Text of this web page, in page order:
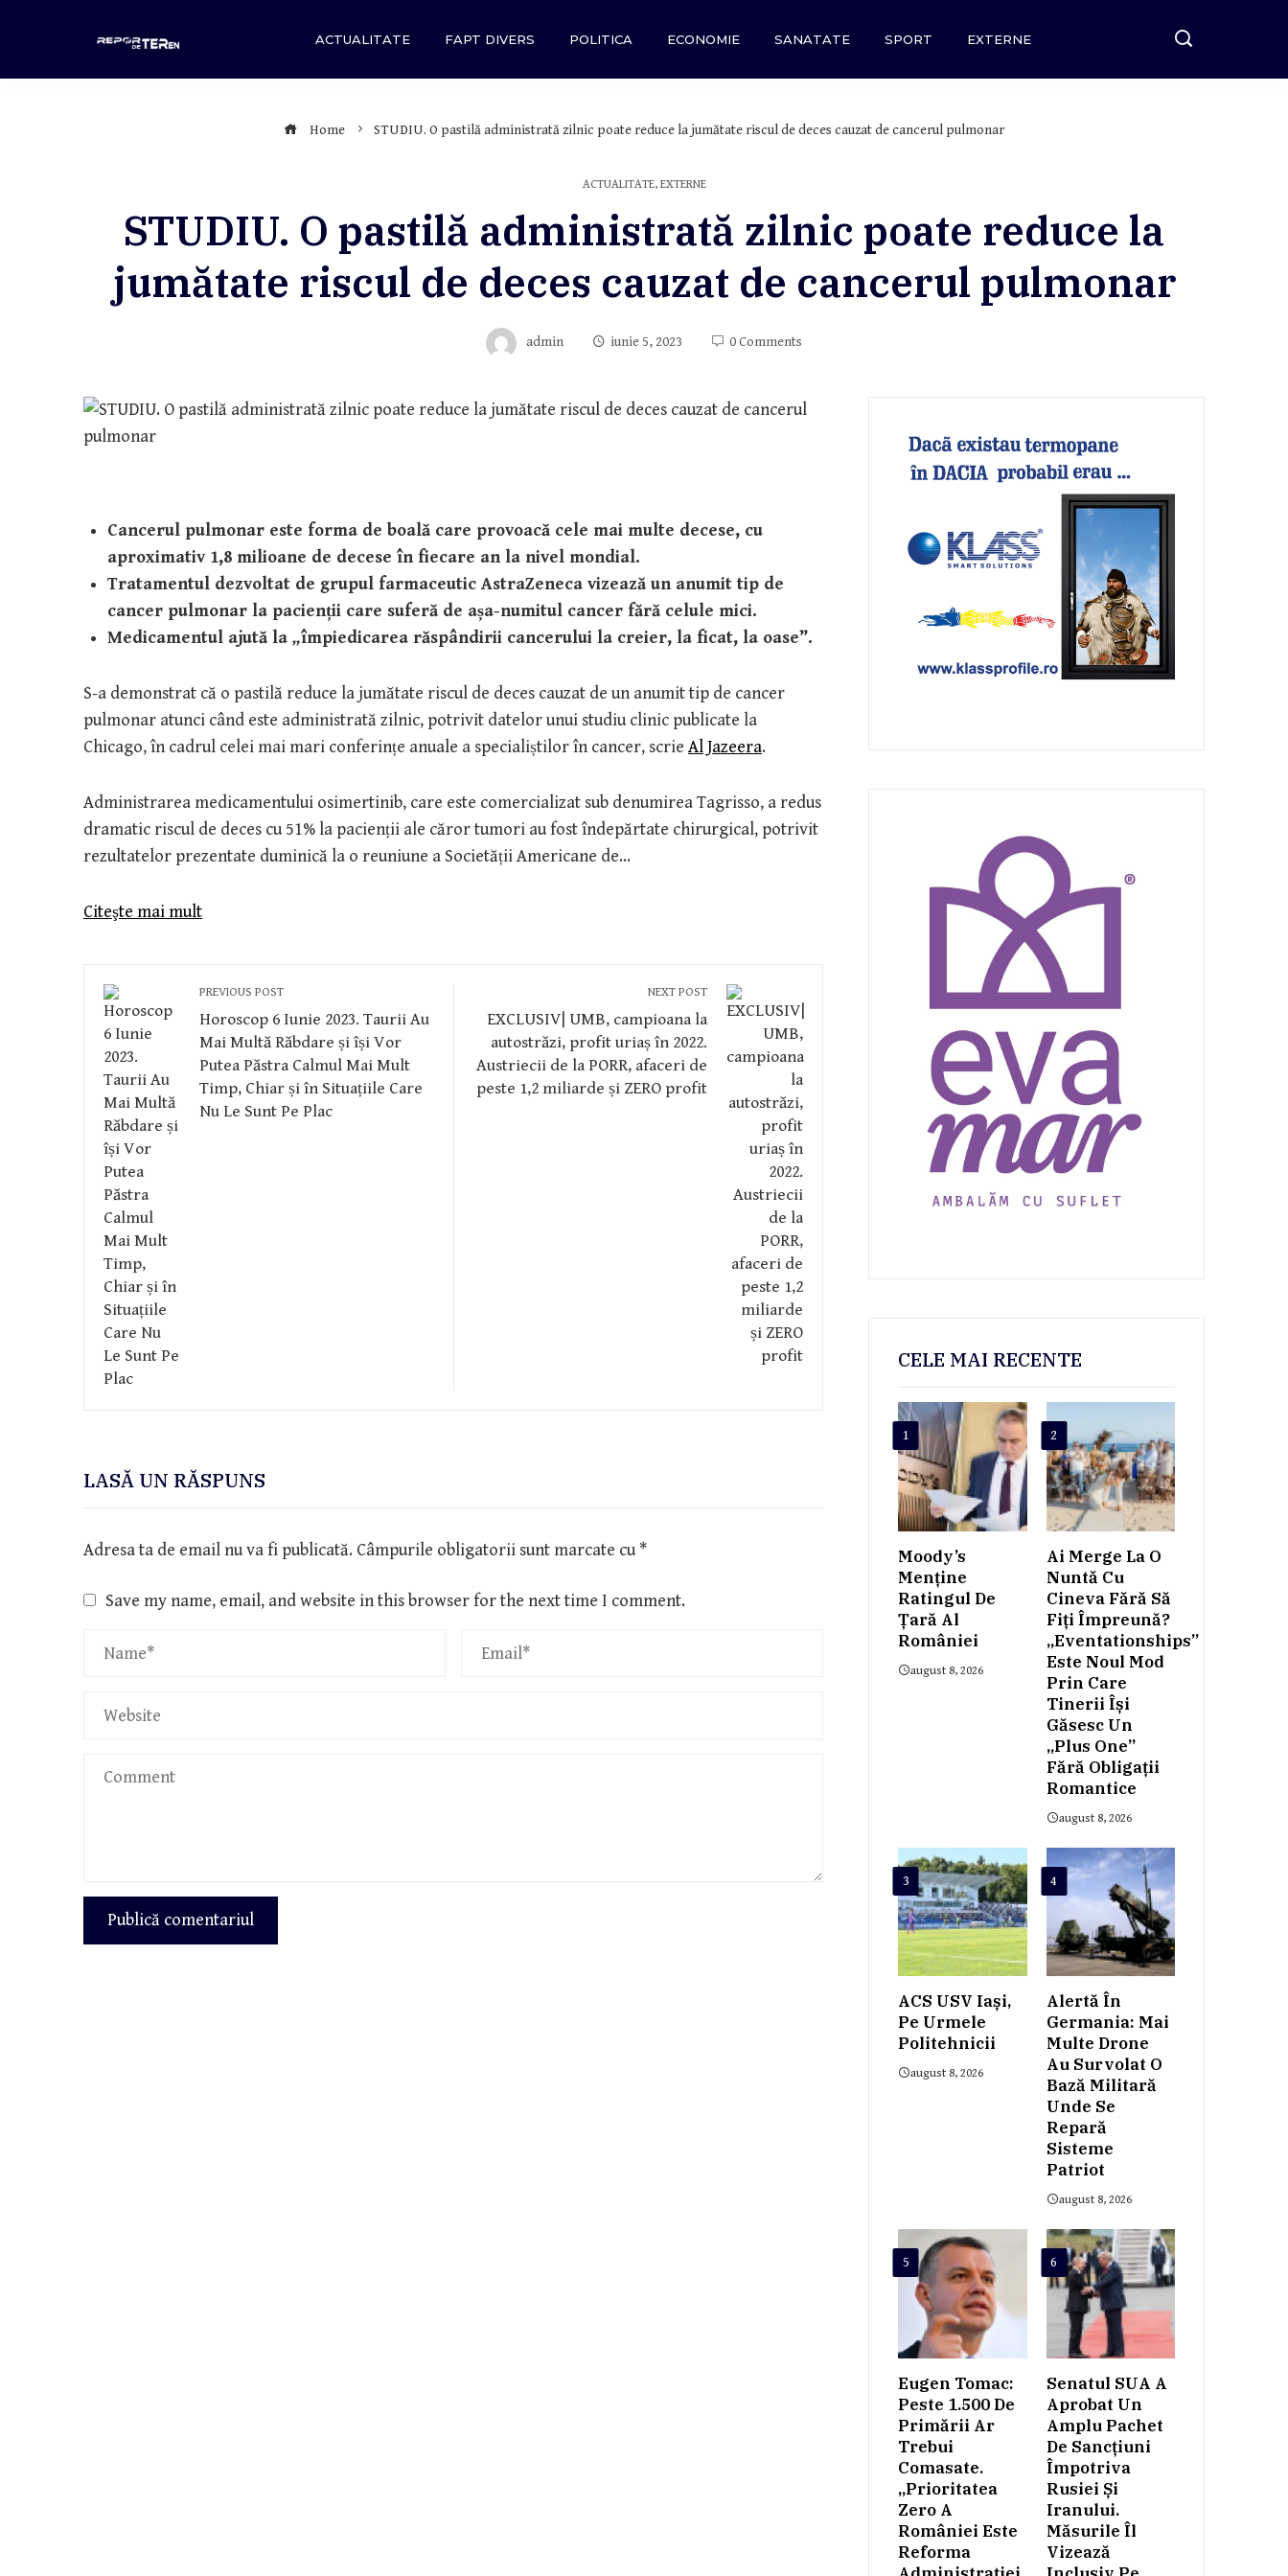
ACTUALITATE FAPT DIVERS POLITICA ECONOMIE SANATATE SPORT EXTERNE
Home STUDIU. O pastilă administrată zilnic poate reduce la jumătate riscul de deces cauzat de cancerul pulmonar
ACTUALITATE, EXTERNE
STUDIU. O pastilă administrată zilnic poate reduce la
jumătate riscul de deces cauzat de cancerul pulmonar
admin iunie 5, 2023 0 Comments
Cancerul pulmonar este forma de boală care provoacă cele mai multe decese, cu
aproximativ 1,8 milioane de decese în fiecare an la nivel mondial.
Tratamentul dezvoltat de grupul farmaceutic AstraZeneca vizează un anumit tip de
cancer pulmonar la pacienții care suferă de așa-numitul cancer fără celule mici.
Medicamentul ajută la „împiedicarea răspândirii cancerului la creier, la ficat, la oase”.
S-a demonstrat că o pastilă reduce la jumătate riscul de deces cauzat de un anumit tip de cancer
pulmonar atunci când este administrată zilnic, potrivit datelor unui studiu clinic publicate la
Chicago, în cadrul celei mai mari conferințe anuale a specialiștilor în cancer, scrie Al Jazeera.
Administrarea medicamentului osimertinib, care este comercializat sub denumirea Tagrisso, a redus
dramatic riscul de deces cu 51% la pacienții ale căror tumori au fost îndepărtate chirurgical, potrivit
rezultatelor prezentate duminică la o reuniune a Societății Americane de…
Citeşte mai mult
PREVIOUS POST
Horoscop 6 Iunie 2023. Taurii Au
Mai Multă Răbdare și își Vor
Putea Păstra Calmul Mai Mult
Timp, Chiar și în Situațiile Care
Nu Le Sunt Pe Plac
NEXT POST
EXCLUSIV| UMB, campioana la
autostrăzi, profit uriaș în 2022.
Austriecii de la PORR, afaceri de
peste 1,2 miliarde și ZERO profit
LASĂ UN RĂSPUNS
Adresa ta de email nu va fi publicată. Câmpurile obligatorii sunt marcate cu*
Save my name, email, and website in this browser for the next time I comment.
CELE MAI RECENTE
1
Moody’s
Menține
Ratingul De
Țară Al
României
august 8, 2026
2
Ai Merge La O
Nuntă Cu
Cineva Fără Să
Fiți Împreună?
„Eventationships”
Este Noul Mod
Prin Care
Tinerii Își
Găsesc Un
„plus One”
Fără Obligații
Romantice
august 8, 2026
3
ACS USV Iași,
Pe Urmele
Politehnicii
august 8, 2026
4
Alertă În
Germania: Mai
Multe Drone
Au Survolat O
Bază Militară
Unde Se
Repară
Sisteme
Patriot
august 8, 2026
5
Eugen Tomac:
Peste 1.500 De
Primării Ar
Trebui
Comasate.
„Prioritatea
Zero A
României Este
Reforma
6
Senatul SUA A
Aprobat Un
Amplu Pachet
De Sancțiuni
Împotriva
Rusiei Și
Iranului.
Măsurile Îl
Vizează